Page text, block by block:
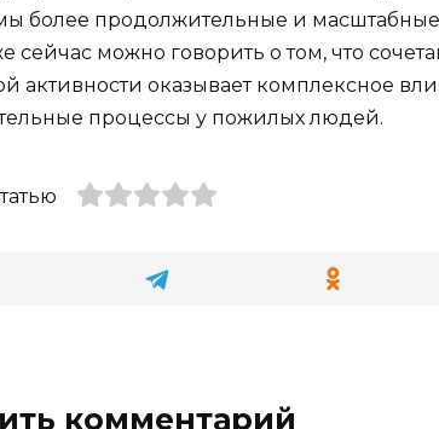
более продолжительные и
сейчас можно говорить о том, что
активности оказывает комплексное
процессы у пожилых людей.
комментарий